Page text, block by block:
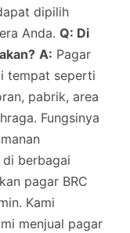
dipilih
Anda. Q: Di
A: Pagar
tempat seperti
pabrik, area
Fungsinya
di berbagai
pagar BRC
Kami
menjual pagar